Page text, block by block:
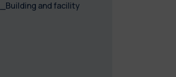
and facility